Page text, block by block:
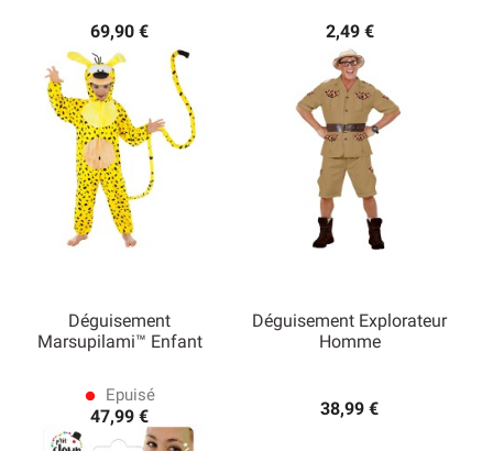
69,90 € 2,49 €
Déguisement
Marsupilami™ Enfant
lens Epuisé
47,99 €
Déguisement Explorateur
Homme
38,99 €